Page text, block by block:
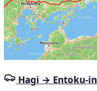
Hagi → Entoku-in